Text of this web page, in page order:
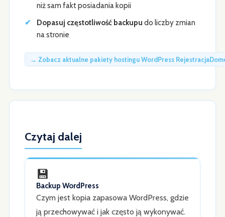
niż sam fakt posiadania kopii
Dopasuj częstotliwość backupu do liczby zmian
na stronie
→ Zobacz aktualne pakiety hostingu WordPress
Czytaj dalej
💾
Backup WordPress
Czym jest kopia zapasowa WordPress, gdzie
ją przechowywać i jak często ją wykonywać.